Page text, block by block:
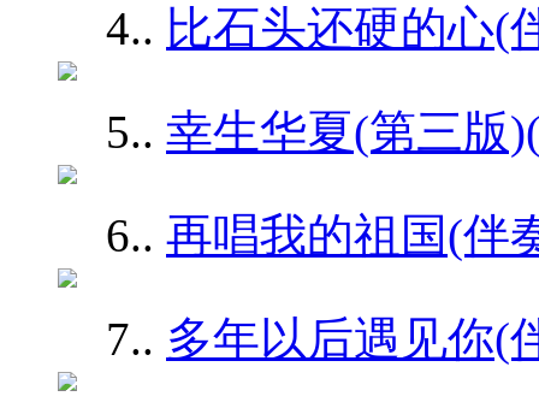
4.. 比石头还硬的心(
5.. 幸生华夏(第三版
6.. 再唱我的祖国(伴
7.. 多年以后遇见你(